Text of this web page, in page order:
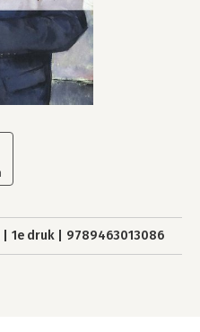
1e druk 9789463013086